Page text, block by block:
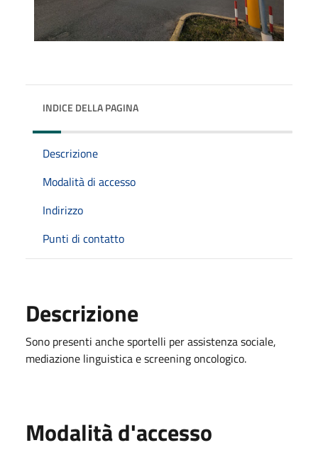
INDICE DELLA PAGINA
Descrizione
Modalità di accesso
Indirizzo
Punti di contatto
Descrizione
Sono presenti anche sportelli per assistenza sociale,
mediazione linguistica e screening oncologico.
Modalità d'accesso